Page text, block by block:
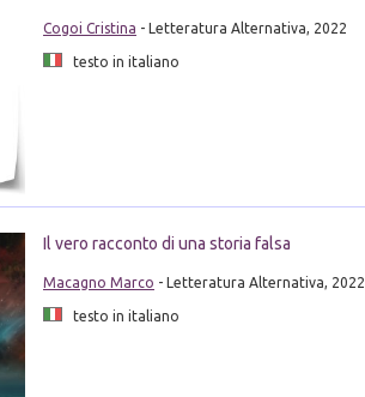
Cogoi Cristina - Letteratura Alternativa, 2022
testo in italiano
Il vero racconto di una storia falsa
Macagno Marco - Letteratura Alternativa, 2022
testo in italiano